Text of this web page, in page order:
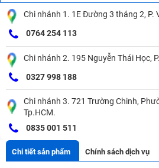
Chi nhánh 1. 1E Đường 3 tháng 2, P.
0764 254 113
Chi nhánh 2. 195 Nguyễn Thái Học,
0327 998 188
Chi nhánh 3. 721 Trường Chinh,
Tp.HCM.
0835 001 511
Chi tiết sản phẩm Chính sách dịch vụ